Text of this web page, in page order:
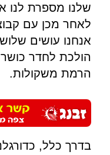
שלנו מספרת לנו
לאחר מכן עם
אנחנו עושים
הולכת לחדר
הרמת משקולות.
בדרך כלל,